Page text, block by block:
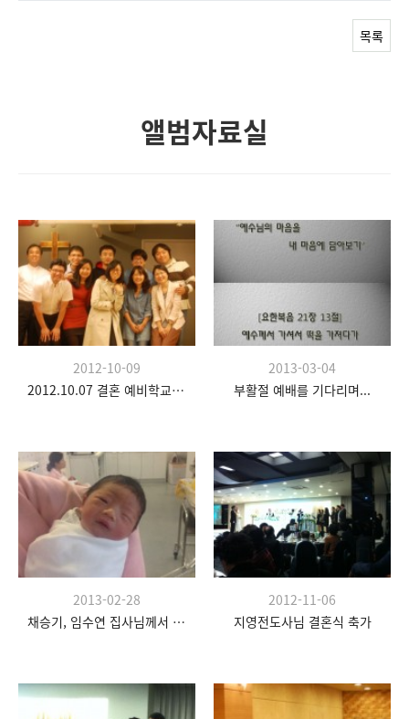
목록
앨범자료실
2012-10-09
2012.10.07 결혼 예비학교 두 번째 시간
2013-03-04
부활절 예배를 기다리며...
2013-02-28
채승기, 임수연 집사님께서 득남하셨습니다.
2012-11-06
지영전도사님 결혼식 축가